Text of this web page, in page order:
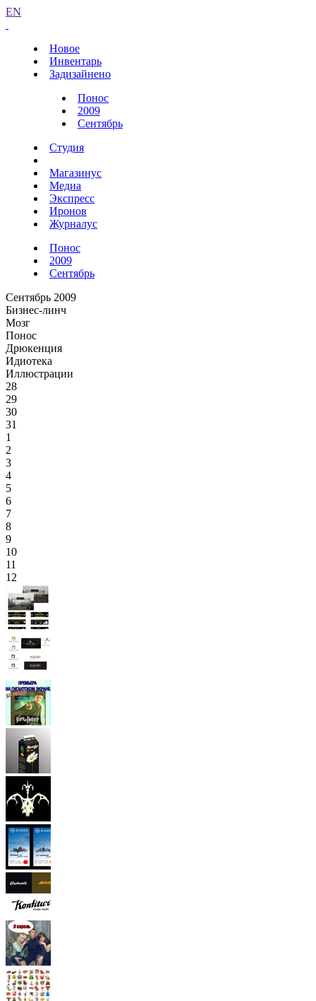
EN
Новое
Инвентарь
Задизайнено
Понос
2009
Сентябрь
Студия
Магазинус
Медиа
Экспресс
Иронов
Журналус
Понос
2009
Сентябрь
Сентябрь 2009
Бизнес-линч
Мозг
Понос
Дрюкенция
Идиотека
Иллюстрации
28
29
30
31
1
2
3
4
5
6
7
8
9
10
11
12